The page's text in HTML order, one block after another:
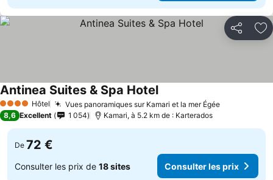
Partager
4 Étoiles Hôtel Vues panoramiques sur Kamari et la mer Égée
Antinea Suites & Spa Hotel
8,6 Excellent 1 054 Kamari, à 5.2 km de : Karterados
De 72 €
Consulter les prix de 18 sites Consulter les prix